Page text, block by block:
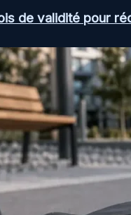
de validité pour